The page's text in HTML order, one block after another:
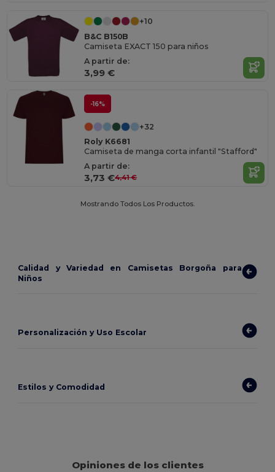
+10
B&C B150B
Camiseta EXACT 150 para niños
A partir de:
3,99 €
-16%
+32
Roly K6681
Camiseta de manga corta infantil "Stafford"
A partir de:
3,73 €4,41 €
Mostrando Todos Los Productos.
Calidad y Variedad en Camisetas Borgoña para
Niños
Personalización y Uso Escolar
Estilos y Comodidad
Opiniones de los clientes